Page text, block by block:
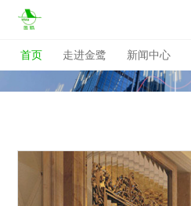
首页 走进金鹭 新闻中心